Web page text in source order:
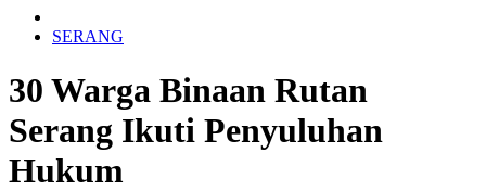
SERANG
30 Warga Binaan Rutan
Serang Ikuti Penyuluhan
Hukum